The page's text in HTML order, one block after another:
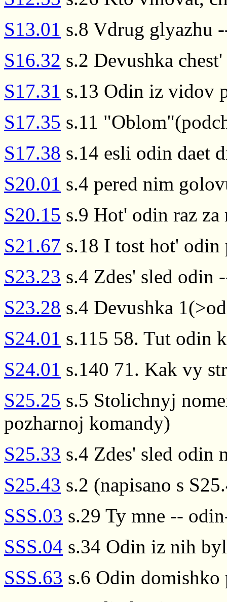
S13.01 s.8 Vdrug glyazhu
S16.32 s.2 Devushka
S17.31 s.13 Odin iz vidov
S17.35 s.11
S17.38 s.14 esli odin daet
S20.01 s.4 pered nim
S20.15 s.9 Hot' odin raz za
S21.67 s.18 I tost hot' odin
S23.23 s.4 Zdes' sled odin
S23.28 s.4 Devushka
S24.01 s.115 58. Tut odin
S24.01 s.140 71. Kak vy
S25.25 s.5 Stolichnyj
pozharnoj komandy)
S25.33 s.4 Zdes' sled odin
S25.43 s.2 (napisano s
SSS.03 s.29 Ty mne --
SSS.04 s.34 Odin iz nih
SSS.63 s.6 Odin domishko